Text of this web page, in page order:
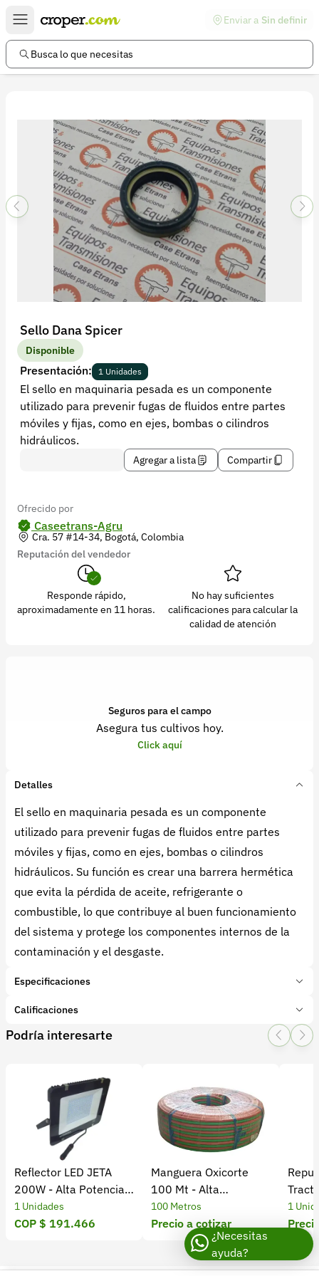
Enviar a Sin definir
Busca lo que necesitas
Sello Dana Spicer
Disponible
Presentación: 1 Unidades
El sello en maquinaria pesada es un componente
utilizado para prevenir fugas de fluidos entre partes
móviles y fijas, como en ejes, bombas o cilindros
hidráulicos.
Agregar a lista Compartir
Ofrecido por
Caseetrans-Agru
Cra. 57 #14-34, Bogotá, Colombia
Reputación del vendedor
Responde rápido,
aproximadamente en 11 horas.
No hay suficientes
calificaciones para calcular la
calidad de atención
Seguros para el campo
Asegura tus cultivos hoy.
Click aquí
Detalles
El sello en maquinaria pesada es un componente
utilizado para prevenir fugas de fluidos entre partes
móviles y fijas, como en ejes, bombas o cilindros
hidráulicos. Su función es crear una barrera hermética
que evita la pérdida de aceite, refrigerante o
combustible, lo que contribuye al buen funcionamiento
del sistema y protege los componentes internos de la
contaminación y el desgaste.
Especificaciones
Marca:
DANA SPICER
Tipo de producto:Insumo
Calificaciones
1 Star
2 Star
3 Star4 Star
0 calificaciones
5 Estrellas
4 Estrellas
3 Estrellas
2 Estrellas
1 Estrellas
Podría interesarte
Reflector LED JETA
200W - Alta Potencia y
Eficiencia Energética
1 Unidades
COP $ 191.466
Manguera Oxicorte
100 Mt - Alta
Resistencia y
Durabilidad
100 Metros
Precio a cotizar
1
Enlaces de interés
Preguntas frecuentes
Información legal
Términos y condiciones
Política de devoluciones
Política de privacidad
Iniciar sesión
Registrarse
Recuperar contraseña
Contacto
Soporte
+57 323 2931928
contacto@croper.com
© 2026 Croper.com Todos los derechos reservados
Síguenos
¿Necesitas
ayuda?